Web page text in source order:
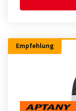
Empfehlung